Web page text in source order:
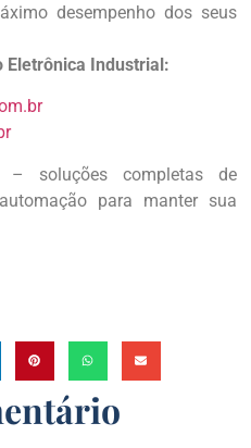
desempenho dos seus
Eletrônica Industrial:
– soluções completas de
para manter sua